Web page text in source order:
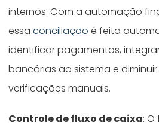
internos. Com a automação
essaconciliação é feita
identificar pagamentos,
bancárias ao sistema e
verificações manuais.
Controle de fluxo de caixa: